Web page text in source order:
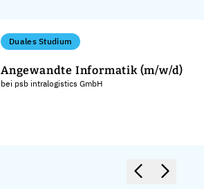
Duales Studium
Angewandte Informatik (m/w/d)
bei psb intralogistics GmbH